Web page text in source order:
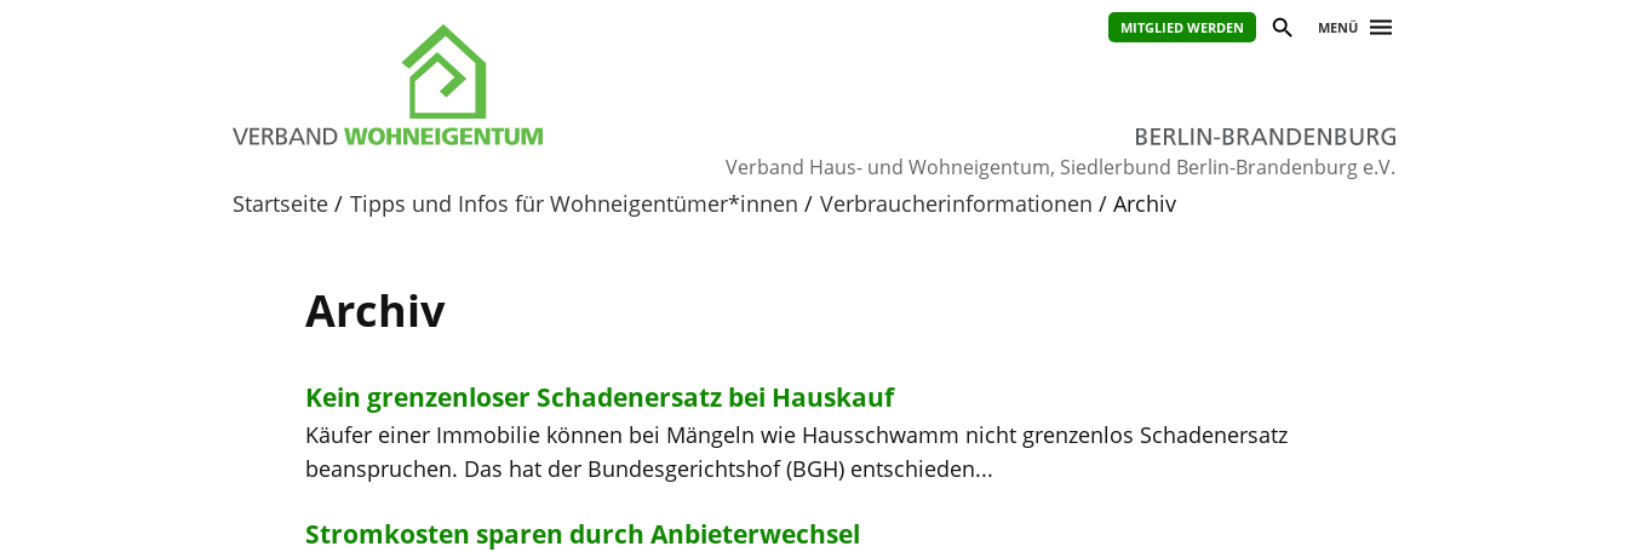
MITGLIED WERDEN MENÜ
Verband Haus- und Wohneigentum, Siedlerbund Berlin-Brandenburg e.V.
Startseite Tipps und Infos für Wohneigentümer*innen Verbraucherinformationen Archiv
Archiv
Kein grenzenloser Schadenersatz bei Hauskauf
Käufer einer Immobilie können bei Mängeln wie Hausschwamm nicht grenzenlos Schadenersatz
beanspruchen. Das hat der Bundesgerichtshof (BGH) entschieden...
Stromkosten sparen durch Anbieterwechsel